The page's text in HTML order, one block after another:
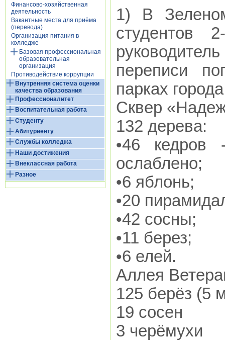
Финансово-хозяйственная
деятельность
Вакантные места для приёма
(перевода)
Организация питания в
колледже
Базовая профессиональная
образовательная
организация
Противодействие коррупции
Внутренняя система оценки
качества образования
Профессионалитет
Воспитательная работа
Студенту
Абитуриенту
Службы колледжа
Наши достижения
Внеклассная работа
Разное
1) В
студентов
переписи
парках
Сквер
132 дерева:
•46
ослаблено;
•6 яблонь;
•20
•42 сосны;
•11 берез;
•6 елей.
Аллея
125 берёз (5
19 сосен
3 черёмухи